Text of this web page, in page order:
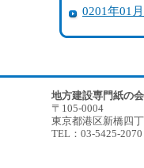
0201年01月
地方建設専門紙の
〒105-0004
東京都港区新橋四
TEL：03-5425-